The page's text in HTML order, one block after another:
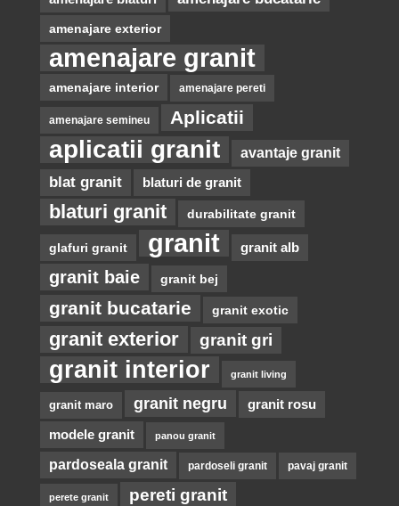
amenajare exterior
amenajare granit
amenajare interior amenajare pereti
amenajare semineu Aplicatii
aplicatii granit avantaje granit
blat granit blaturi de granit
blaturi granit durabilitate granit
glafuri granit granit granit alb
granit baie granit bej
granit bucatarie granit exotic
granit exterior granit gri
granit interior granit living
granit maro granit negru granit rosu
modele granit panou granit
pardoseala granit pardoseli granit pavaj granit
perete granit pereti granit